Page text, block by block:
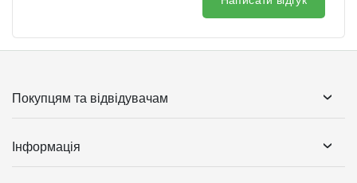
Покупцям та відвідувачам
Інформація